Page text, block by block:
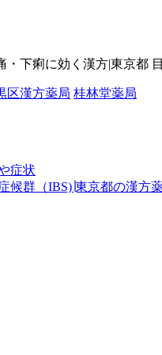
・下痢に効く漢方|東京都
区漢方薬局 桂林堂薬局
症状
候群（IBS)∣東京都の漢方